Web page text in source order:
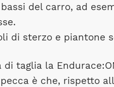
del carro, ad
di sterzo e piantone
di taglia la
pecca è che, rispetto